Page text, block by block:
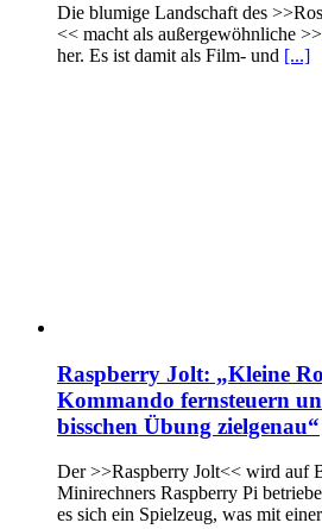
Die blumige Landschaft des
<< macht als außergewöhnliche
her. Es ist damit als Film- und [...]
Raspberry Jolt: „Kleine
Kommando fernsteuern
bisschen Übung zielgenau“
Der >>Raspberry Jolt<< wird auf
Minirechners Raspberry Pi
es sich ein Spielzeug, was mit